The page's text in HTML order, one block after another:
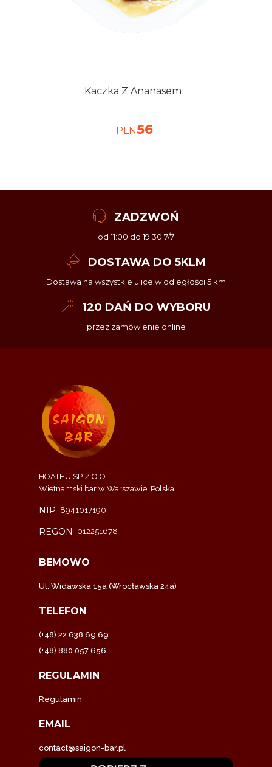
Kaczka Z Ananasem
PLN56
ZADZWOŃ
od 11:00 do 19:30 7/7
DOSTAWA DO 5KLM
Dostawa na wszystkie ulice w odległości 5 km
120 DAŃ DO WYBORU
przez zamówienie online
HOATHU SP Z O O
Wietnamski bar w Warszawie, Polska.
NIP 8941017190
REGON 012251678
BEMOWO
Ul. Widawska 15a (Wrocławska 24a)
TELEFON
(+48) 22 638 69 69
(+48) 880 057 656
REGULAMIN
Regulamin
EMAIL
contact@saigon-bar.pl